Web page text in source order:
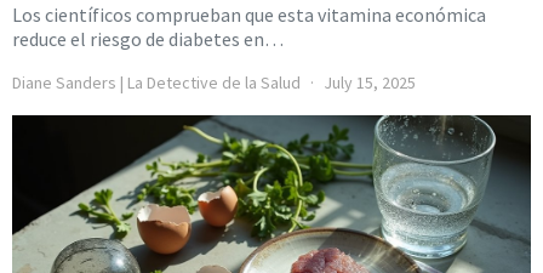
Los científicos comprueban que esta vitamina económica
reduce el riesgo de diabetes en…
Diane Sanders | La Detective de la Salud July 15, 2025